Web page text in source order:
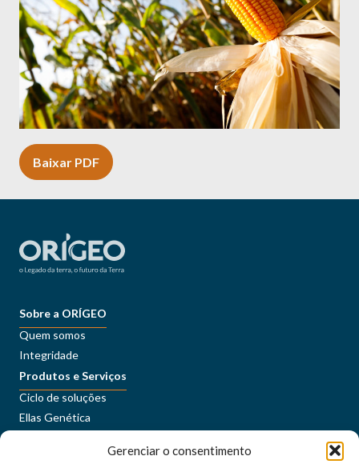
Gerenciar o consentimento
Baixar PDF
Sobre a ORÍGEO
Quem somos
Integridade
Produtos e Serviços
Ciclo de soluções
Ellas Genética